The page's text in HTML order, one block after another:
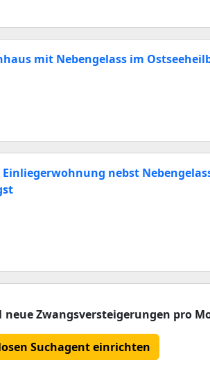
mit Nebengelass im
nebst
neue Zwangsversteigerungen pro
Suchagent einrichten